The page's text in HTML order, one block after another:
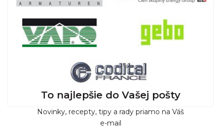
To najlepšie do Vašej pošty
Novinky, recepty, tipy a rady priamo na Váš
e-mail